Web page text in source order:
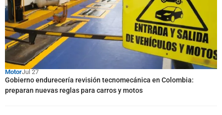
MotorJul 27
Gobierno endurecería revisión tecnomecánica en Colombia:
preparan nuevas reglas para carros y motos